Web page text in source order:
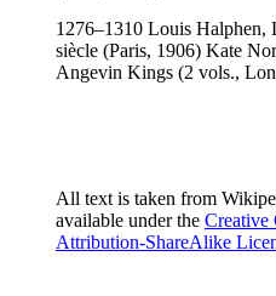
1276–1310 Louis
siècle (Paris, 1906) Kate
Angevin Kings (2 vols.,
All text is taken from
available under the Creative
Attribution-ShareAlike